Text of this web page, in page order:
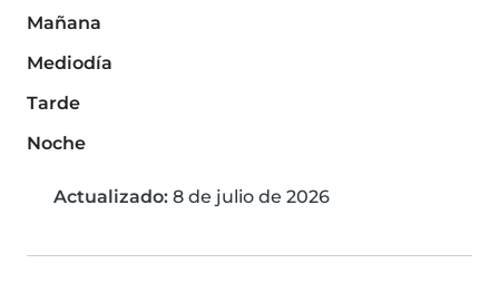
Mañana
Mediodía
Tarde
Noche
Actualizado: 8 de julio de 2026